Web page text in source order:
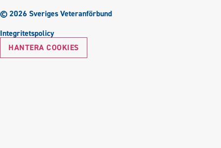
© 2026 Sveriges Veteranförbund
Integritetspolicy
HANTERA COOKIES